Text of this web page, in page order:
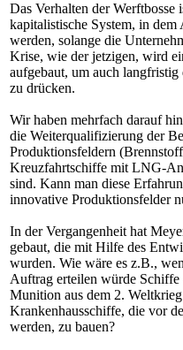
Das Verhalten der Werftbosse
kapitalistische System, in
werden, solange die
Krise, wie der jetzigen, wird
aufgebaut, um auch
zu drücken.
Wir haben mehrfach darauf
die Weiterqualifizierung der
Produktionsfeldern
Kreuzfahrtschiffe mit LNG-
sind. Kann man diese
innovative Produktionsfelder
In der Vergangenheit hat
gebaut, die mit Hilfe des
wurden. Wie wäre es z.B.,
Auftrag erteilen würde
Munition aus dem 2.
Krankenhausschiffe, die vor
werden, zu bauen?